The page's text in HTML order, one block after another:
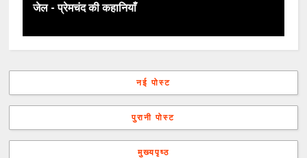
जेल - प्रेमचंद की कहानियाँ
नई पोस्ट
पुरानी पोस्ट
मुख्यपृष्ठ